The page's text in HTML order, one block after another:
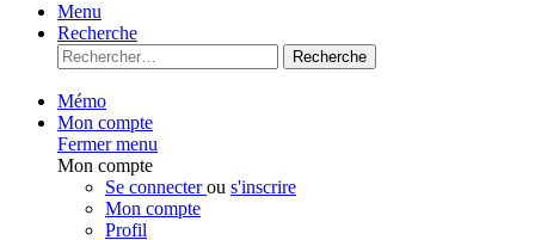
Menu
Recherche
Recherche
Mémo
Mon compte
Fermer menu
Mon compte
Se connecterou s'inscrire
Mon compte
Profil